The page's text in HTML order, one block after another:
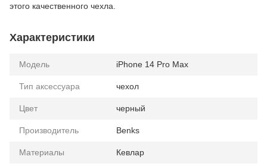
этого качественного чехла.
Характеристики
Модель iPhone 14 Pro Max
Тип аксессуара чехол
Цвет черный
Производитель Benks
Материалы Кевлар